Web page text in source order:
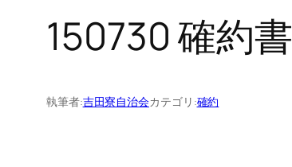
150730 確約書
執筆者:吉田寮自治会カテゴリ:確約